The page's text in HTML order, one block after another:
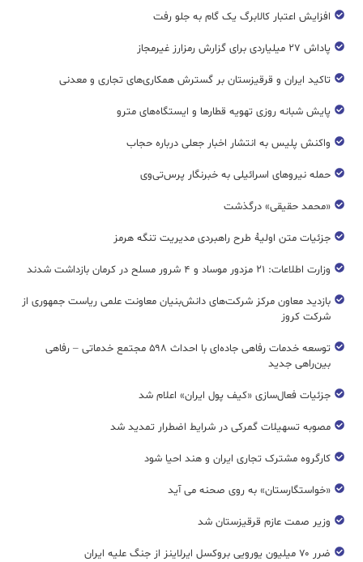
افزایش اعتبار کالابرگ یک گام به جلو رفت
پاداش ۲۷ میلیاردی برای گزارش رمزارز غیرمجاز
تاکید ایران و قرقیزستان بر گسترش همکاری‌های تجاری و معدنی
پایش شبانه روزی تهویه قطار‌ها و ایستگاه‌های مترو
واکنش پلیس به انتشار اخبار جعلی درباره حجاب
حمله نیروهای اسرائیلی به خبرنگار پرس‌تی‌وی
«محمد حقیقی» درگذشت
جزئیات متن اولیۀ طرح راهبردی مدیریت تنگه هرمز
وزارت اطلاعات: ۲۱ مزدور موساد و ۴ شرور مسلح در کرمان بازداشت شدند
بازدید معاون مرکز شرکت‌های دانش‌بنیان معاونت علمی ریاست جمهوری از
شرکت کروز
توسعه خدمات رفاهی جاده‌ای با احداث ۵۹۸ مجتمع خدماتی – رفاهی
بین‌راهی جدید
جزئیات فعال‌سازی «کیف پول ایران» اعلام شد
مصوبه تسهیلات گمرکی در شرایط اضطرار تمدید شد
کارگروه مشترک تجاری ایران و هند احیا شود
«خواستگارستان» به روی صحنه می آید
وزیر صمت عازم قرقیزستان شد
ضرر ۷۰ میلیون یورویی بروکسل ایرلاینز از جنگ علیه ایران